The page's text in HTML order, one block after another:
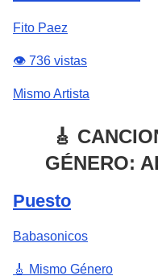
Fito Paez
👁️ 736 vistas
Mismo Artista
🎸
GÉNERO:
Puesto
Babasonicos
🎸 Mismo Género